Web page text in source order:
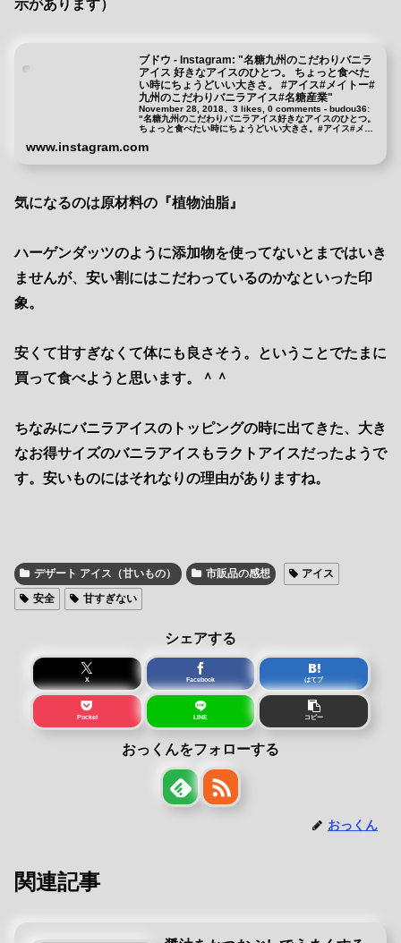
示があります）
ブドウ - Instagram: "名糖九州のこだわりバニラ
アイス 好きなアイスのひとつ。 ちょっと食べた
い時にちょうどいい大きさ。 #アイス#メイトー#
九州のこだわりバニラアイス#名糖産業"
November 28, 2018、3 likes, 0 comments - budou36:
"名糖九州のこだわりバニラアイス好きなアイスのひとつ。
ちょっと食べたい時にちょうどいい大きさ。#アイス#メイ
www.instagram.com
気になるのは原材料の『植物油脂』
ハーゲンダッツのように添加物を使ってないとまではいき
ませんが、安い割にはこだわっているのかなといった印
象。
安くて甘すぎなくて体にも良さそう。ということでたまに
買って食べようと思います。＾＾
ちなみにバニラアイスのトッピングの時に出てきた、大き
なお得サイズのバニラアイスもラクトアイスだったようで
す。安いものにはそれなりの理由がありますね。
デザート アイス（甘いもの） 市販品の感想
アイス
安全
甘すぎない
シェアする
X Facebook はてブ
Pocket LINE コピー
おっくんをフォローする
おっくん
関連記事